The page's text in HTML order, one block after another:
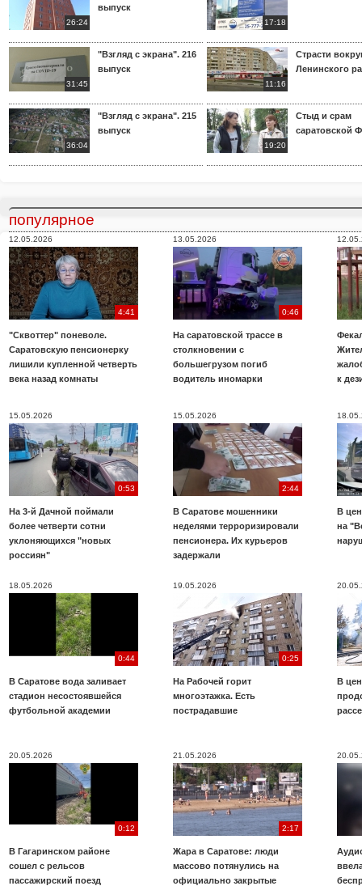
26:24
выпуск
31:45
"Взгляд с экрана". 216
выпуск
36:04
"Взгляд с экрана". 215
выпуск
17:18
11:16
Страсти
Ленинского
19:20
Стыд и срам
саратовской
популярное
12.05.2026
4:41
"Сквоттер" поневоле.
Саратовскую пенсионерку
лишили купленной четверть
века назад комнаты
13.05.2026
0:46
На саратовской трассе в
столкновении с
большегрузом погиб
водитель иномарки
к
15.05.2026
0:53
На 3-й Дачной поймали
более четверти сотни
уклоняющихся "новых
россиян"
15.05.2026
2:44
В Саратове мошенники
неделями терроризировали
пенсионера. Их курьеров
задержали
В
на
18.05.2026
0:44
В Саратове вода заливает
стадион несостоявшейся
футбольной академии
19.05.2026
0:25
На Рабочей горит
многоэтажка. Есть
пострадавшие
В
20.05.2026
0:12
В Гагаринском районе
сошел с рельсов
пассажирский поезд
21.05.2026
2:17
Жара в Саратове: люди
массово потянулись на
официально закрытые